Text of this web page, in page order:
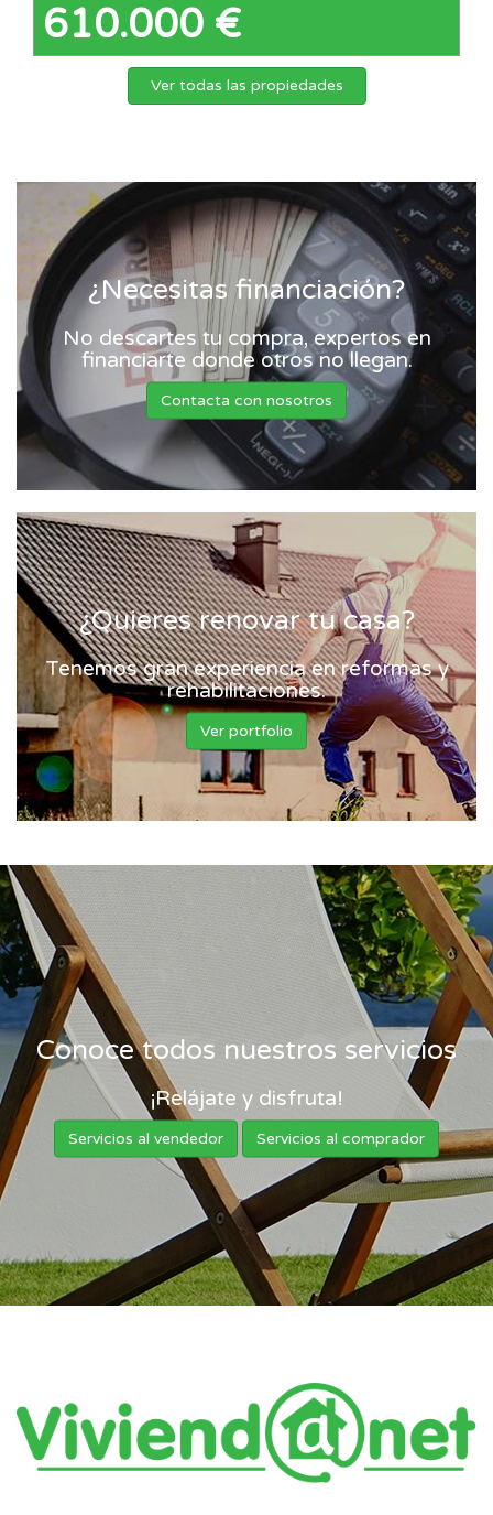
610.000 €
Ver todas las propiedades
¿Necesitas financiación?
No descartes tu compra, expertos en
financiarte donde otros no llegan.
Contacta con nosotros
¿Quieres renovar tu casa?
Tenemos gran experiencia en reformas y
rehabilitaciones.
Ver portfolio
Conoce todos nuestros servicios
¡Relájate y disfruta!
Servicios al vendedor Servicios al comprador